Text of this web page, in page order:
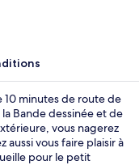
10 minutes de route de
Bande dessinée et de
vous nagerez
aussi vous faire plaisir à
pour le petit